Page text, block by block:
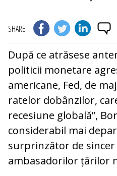
SHARE
După ce atrăsese
politicii monetare
americane, Fed, de
ratelor dobânzilor,
recesiune globală”,
considerabil mai
surprinzător de
ambasadorilor țărilor